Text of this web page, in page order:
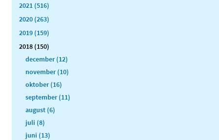
2021 (516)
2020 (263)
2019 (159)
2018 (150)
december (12)
november (10)
oktober (16)
september (11)
august (6)
juli (8)
juni (13)